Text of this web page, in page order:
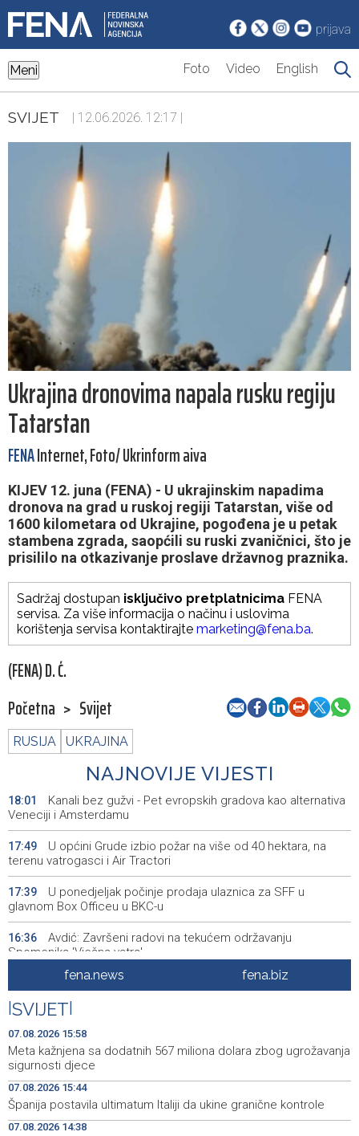
prijava
Meni Foto Video English
SVIJET | 12.06.2026. 12:17 |
Ukrajina dronovima napala rusku regiju
Tatarstan
FENAInternet, Foto/ Ukrinform aiva
KIJEV 12. juna (FENA) - U ukrajinskim napadima
dronova na grad u ruskoj regiji Tatarstan, više od
1600 kilometara od Ukrajine, pogođena je u petak
stambena zgrada, saopćili su ruski zvaničnici, što je
prisililo na otkazivanje proslave državnog praznika.
Sadržaj dostupan isključivo pretplatnicima FENA
servisa. Za više informacija o načinu i uslovima
korištenja servisa kontaktirajte marketing@fena.ba.
(FENA) D. Ć.
Početna > Svijet
RUSIJA UKRAJINA
NAJNOVIJE VIJESTI
18:01
Kanali bez gužvi - Pet evropskih gradova kao alternativa
Veneciji i Amsterdamu
17:49
U općini Grude izbio požar na više od 40 hektara, na
terenu vatrogasci i Air Tractori
17:39
U ponedjeljak počinje prodaja ulaznica za SFF u
glavnom Box Officeu u BKC-u
16:36
Avdić: Završeni radovi na tekućem održavanju
Spomenika 'Vječna vatra'
Dva Air Tractora gase požar u Konjicu, u subotu stiže i
treći
15:58
Meta kažnjena sa dodatnih 567 miliona dolara zbog
ugrožavanja sigurnosti djece
15:52
Privredna Banka Sarajevo ušla u sastav indeksa SASX-
10 umjesto Rudnika Soli Tuzla
15:46
Oko 150 izlagača stiže u Gradačac na 53. Međunarodni
fena.news fena.biz
SVIJET
07.08.2026 15:58
Meta kažnjena sa dodatnih 567 miliona dolara zbog ugrožavanja
sigurnosti djece
07.08.2026 15:44
Španija postavila ultimatum Italiji da ukine granične kontrole
07.08.2026 14:38